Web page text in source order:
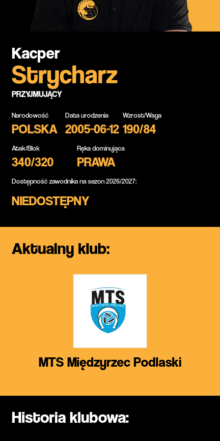
Kacper
Strycharz
PRZYJMUJĄCY
Narodowość
POLSKA
Data urodzenia
2005-06-12
Wzrost/Waga
190/84
Atak/Blok
340/320
Ręka dominująca
PRAWA
Dostępność zawodnika na sezon 2026/2027:
NIEDOSTĘPNY
Aktualny klub:
MTS Międzyrzec Podlaski
Historia klubowa: